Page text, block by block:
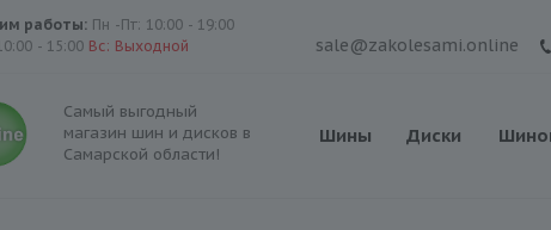
работы: Пн -Пт: 10:00 - 19:00
- 15:00 Вс: Выходной sale@zakolesami.online
Самый выгодный
магазин шин и дисков в
Самарской области!
Шины Диски